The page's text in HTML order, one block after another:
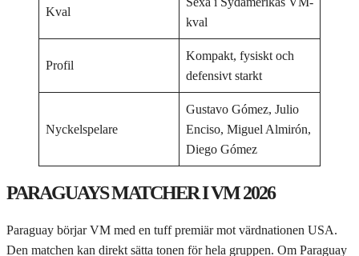
Kval
kval
Profil
Kompakt, fysiskt och
defensivt starkt
Nyckelspelare
Gustavo Gómez, Julio
Enciso, Miguel Almirón,
Diego Gómez
PARAGUAYS MATCHER I VM 2026
Paraguay börjar VM med en tuff premiär mot värdnationen USA.
Den matchen kan direkt sätta tonen för hela gruppen. Om Paraguay